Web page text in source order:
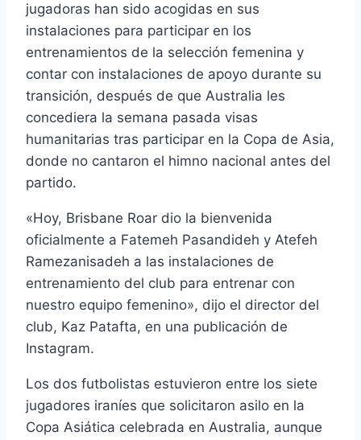
jugadoras han sido acogidas en sus
instalaciones para participar en los
entrenamientos de la selección femenina y
contar con instalaciones de apoyo durante su
transición, después de que Australia les
concediera la semana pasada visas
humanitarias tras participar en la Copa de Asia,
donde no cantaron el himno nacional antes del
partido.
«Hoy, Brisbane Roar dio la bienvenida
oficialmente a Fatemeh Pasandideh y Atefeh
Ramezanisadeh a las instalaciones de
entrenamiento del club para entrenar con
nuestro equipo femenino», dijo el director del
club, Kaz Patafta, en una publicación de
Instagram.
Los dos futbolistas estuvieron entre los siete
jugadores iraníes que solicitaron asilo en la
Copa Asiática celebrada en Australia, aunque